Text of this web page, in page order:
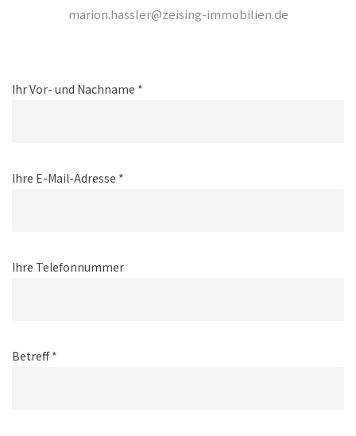
marion.hassler@zeising-immobilien.de
Ihr Vor- und Nachname *
Ihre E-Mail-Adresse *
Ihre Telefonnummer
Betreff *